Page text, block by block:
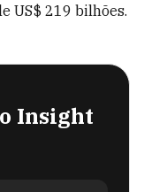
US$ 219 bilhões.
Insight